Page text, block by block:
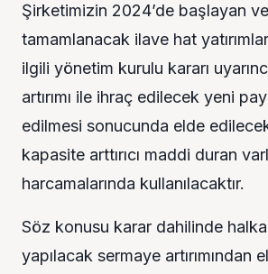
Şirketimizin 2024’de başlayan
tamamlanacak ilave hat
ilgili yönetim kurulu kararı
artırımı ile ihraç edilecek yeni
edilmesi sonucunda elde
kapasite arttırıcı maddi duran
harcamalarında kullanılacaktır.
Söz konusu karar dahilinde
yapılacak sermaye artırımından